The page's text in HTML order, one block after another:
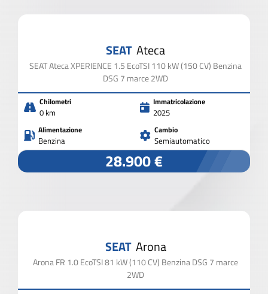
SEAT Ateca
SEAT Ateca XPERIENCE 1.5 EcoTSI 110 kW (150 CV) Benzina
DSG 7 marce 2WD
Chilometri
0 km
Immatricolazione
2025
Alimentazione
Benzina
Cambio
Semiautomatico
28.900 €
SEAT Arona
Arona FR 1.0 EcoTSI 81 kW (110 CV) Benzina DSG 7 marce
2WD